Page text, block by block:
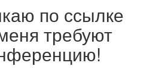
по ссылке
требуют